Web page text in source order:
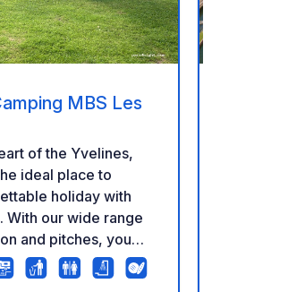
MBS Les
of the Yvelines,
ideal place to
holiday with
With our wide range
and pitches, you
the option that
needs. Take